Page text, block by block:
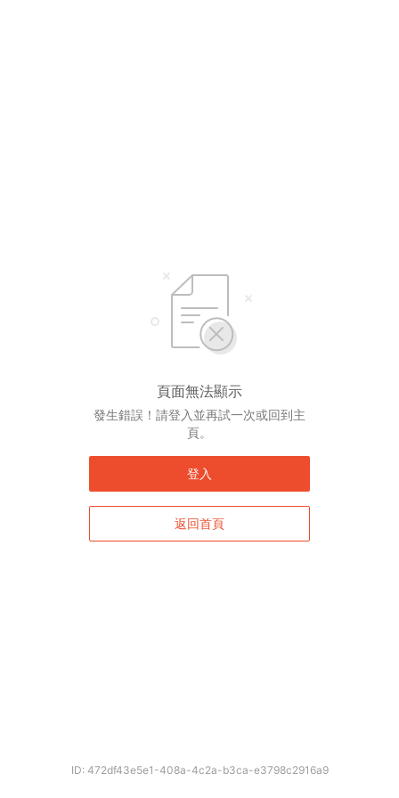
頁面無法顯示
發生錯誤！請登入並再試一次或回到主
頁。
登入
返回首頁
ID: 472df43e5e1-408a-4c2a-b3ca-e3798c2916a9